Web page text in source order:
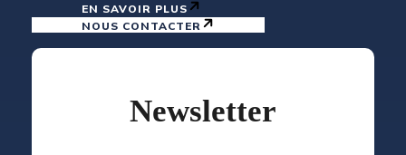
EN SAVOIR PLUS
NOUS CONTACTER
Newsletter